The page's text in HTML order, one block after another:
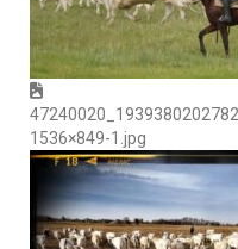
1536×849-1.jpg